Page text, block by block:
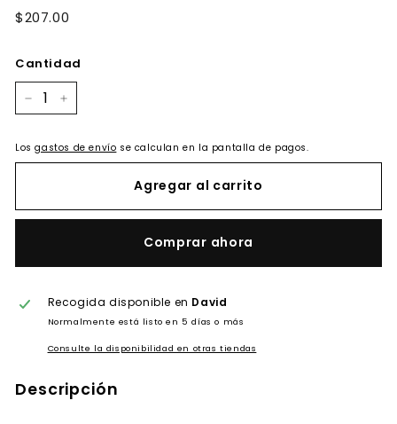
Precio
$207.00
Cantidad
Losgastos de envío se calculan en la pantalla de pagos.
Agregar al carrito
Comprar ahora
Recogida disponible en David
Normalmente está listo en 5 días o más
Consulte la disponibilidad en otras tiendas
Descripción